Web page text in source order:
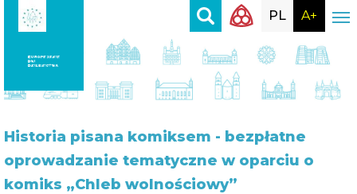
PL A+
Historia pisana komiksem - bezpłatne
oprowadzanie tematyczne w oparciu o
komiks „Chleb wolnościowy”